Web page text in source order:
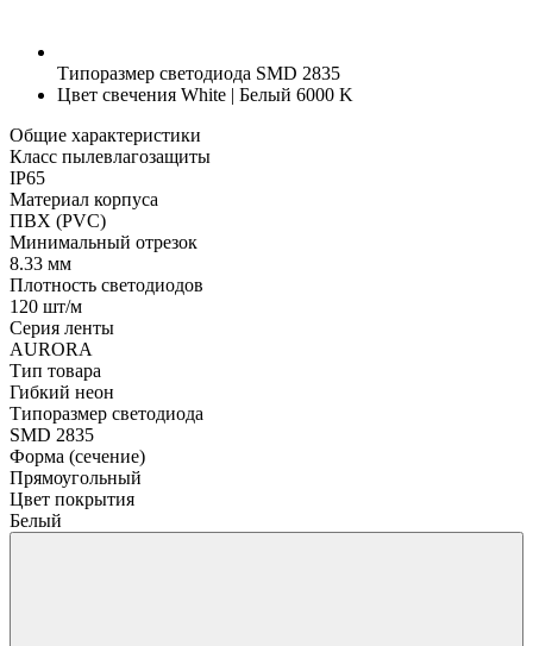
Типоразмер светодиода SMD 2835
Цвет свечения White | Белый 6000 K
Общие характеристики
Класс пылевлагозащиты
IP65
Материал корпуса
ПВХ (PVC)
Минимальный отрезок
8.33 мм
Плотность светодиодов
120 шт/м
Серия ленты
AURORA
Тип товара
Гибкий неон
Типоразмер светодиода
SMD 2835
Форма (сечение)
Прямоугольный
Цвет покрытия
Белый